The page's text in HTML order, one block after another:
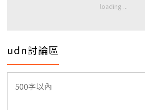
udn討論區